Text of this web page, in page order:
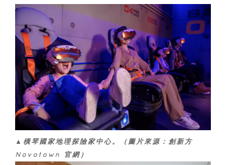
▲橫琴國家地理探險家中心。（圖片來源：創新方
Novotown 官網）